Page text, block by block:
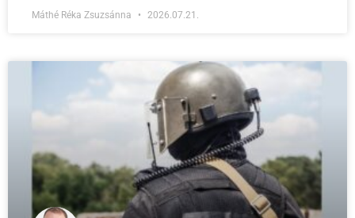
Máthé Réka Zsuzsánna 2026.07.21.